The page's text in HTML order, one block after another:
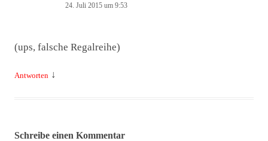
24. Juli 2015 um 9:53
(ups, falsche Regalreihe)
Antworten ↓
Schreibe einen Kommentar